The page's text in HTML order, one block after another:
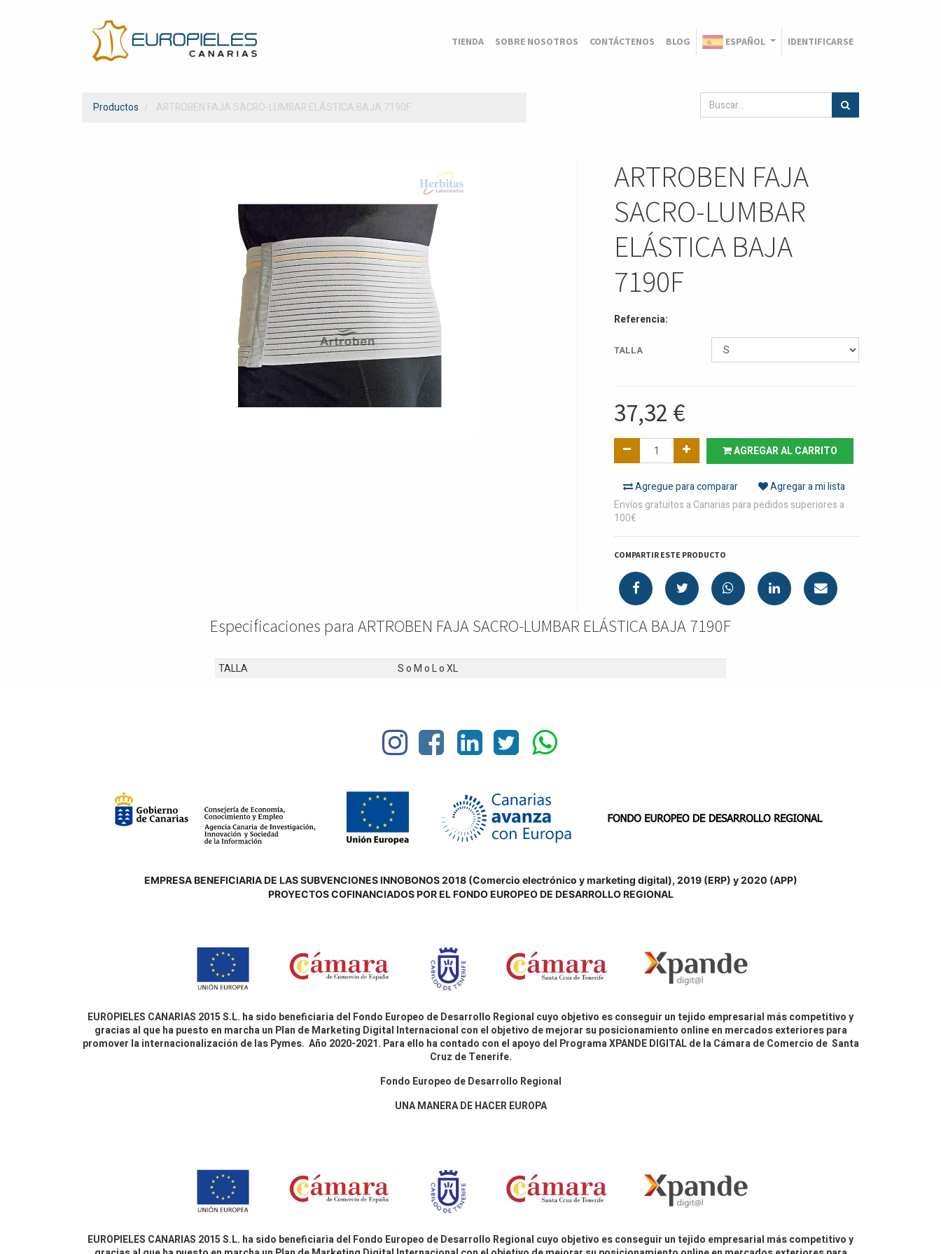
TIENDA SOBRE NOSOTROS CONTÁCTENOS BLOG ESPAÑOL IDENTIFICARSE
Productos ARTROBEN FAJA SACRO-LUMBAR ELÁSTICA BAJA 7190F
ARTROBEN FAJA
SACRO-LUMBAR
ELÁSTICA BAJA
7190F
Referencia:
TALLA
37,32 €
AGREGAR AL CARRITO
Agregue para comparar
Agregar a mi lista
Envíos gratuitos a Canarias para pedidos superiores a
100€
COMPARTIR ESTE PRODUCTO
Especificaciones para ARTROBEN FAJA SACRO-LUMBAR ELÁSTICA BAJA 7190F
TALLA SoMoLoXL
EMPRESA BENEFICIARIA DE LAS SUBVENCIONES INNOBONOS 2018 (Comercio electrónico y marketing digital), 2019 (ERP) y 2020 (APP)
PROYECTOS COFINANCIADOS POR EL FONDO EUROPEO DE DESARROLLO REGIONAL
EUROPIELES CANARIAS 2015 S.L. ha sido beneficiaria del Fondo Europeo de Desarrollo Regional cuyo objetivo es conseguir un tejido empresarial más competitivo y
gracias al que ha puesto en marcha un Plan de Marketing Digital Internacional con el objetivo de mejorar su posicionamiento online en mercados exteriores para
promover la internacionalización de las Pymes. Año 2020-2021. Para ello ha contado con el apoyo del Programa XPANDE DIGITAL de la Cámara de Comercio de Santa
Cruz de Tenerife.
Fondo Europeo de Desarrollo Regional
UNA MANERA DE HACER EUROPA
EUROPIELES CANARIAS 2015 S.L. ha sido beneficiaria del Fondo Europeo de Desarrollo Regional cuyo objetivo es conseguir un tejido empresarial más competitivo y